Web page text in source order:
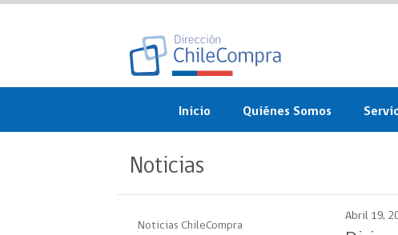
Inicio Quiénes Somos
objetivos
Noticias
Noticias ChileCompra
Abril 19,